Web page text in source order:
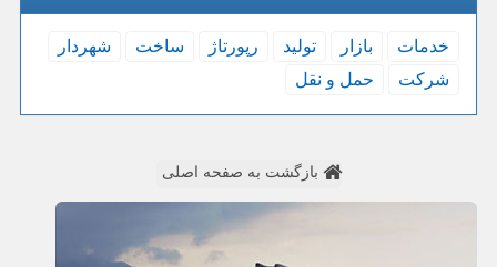
خدمات بازار تولید رپورتاژ ساخت
شهردار
شركت
حمل و نقل
بازگشت به صفحه اصلی